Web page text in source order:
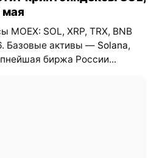
мая
MOEX: SOL, XRP, TRX, BNB
Базовые активы — Solana,
биржа России...